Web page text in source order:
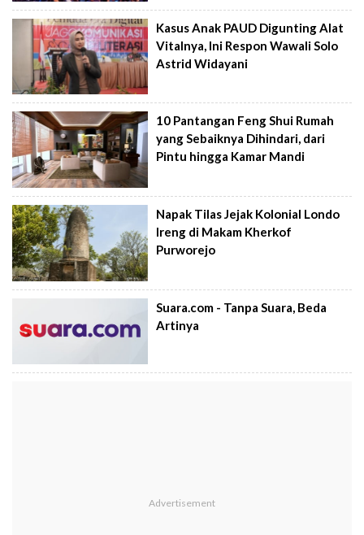
Kasus Anak PAUD Digunting Alat
Vitalnya, Ini Respon Wawali Solo
Astrid Widayani
10 Pantangan Feng Shui Rumah
yang Sebaiknya Dihindari, dari
Pintu hingga Kamar Mandi
Napak Tilas Jejak Kolonial Londo
Ireng di Makam Kherkof
Purworejo
Suara.com - Tanpa Suara, Beda
Artinya